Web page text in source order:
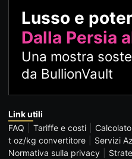
Lusso e
Dalla Persia
Una mostra
da BullionVault
Link utili
FAQ
Tariffe e costi
t oz/kg convertitore
Servizi
Normativa sulla privacy